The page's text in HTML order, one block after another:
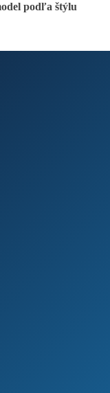
podľa štýlu